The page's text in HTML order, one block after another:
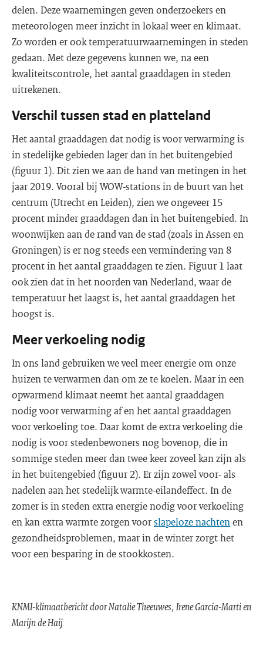
delen. Deze waarnemingen geven onderzoekers en
meteorologen meer inzicht in lokaal weer en klimaat.
Zo worden er ook temperatuurwaarnemingen in steden
gedaan. Met deze gegevens kunnen we, na een
kwaliteitscontrole, het aantal graaddagen in steden
uitrekenen.
Verschil tussen stad en platteland
Het aantal graaddagen dat nodig is voor verwarming is
in stedelijke gebieden lager dan in het buitengebied
(figuur 1). Dit zien we aan de hand van metingen in het
jaar 2019. Vooral bij WOW-stations in de buurt van het
centrum (Utrecht en Leiden), zien we ongeveer 15
procent minder graaddagen dan in het buitengebied. In
woonwijken aan de rand van de stad (zoals in Assen en
Groningen) is er nog steeds een vermindering van 8
procent in het aantal graaddagen te zien. Figuur 1 laat
ook zien dat in het noorden van Nederland, waar de
temperatuur het laagst is, het aantal graaddagen het
hoogst is.
Meer verkoeling nodig
In ons land gebruiken we veel meer energie om onze
huizen te verwarmen dan om ze te koelen. Maar in een
opwarmend klimaat neemt het aantal graaddagen
nodig voor verwarming af en het aantal graaddagen
voor verkoeling toe. Daar komt de extra verkoeling die
nodig is voor stedenbewoners nog bovenop, die in
sommige steden meer dan twee keer zoveel kan zijn als
in het buitengebied (figuur 2). Er zijn zowel voor- als
nadelen aan het stedelijk warmte-eilandeffect. In de
zomer is in steden extra energie nodig voor verkoeling
en kan extra warmte zorgen voorslapeloze nachten en
gezondheidsproblemen, maar in de winter zorgt het
voor een besparing in de stookkosten.
KNMI-klimaatbericht door Natalie Theeuwes, Irene Garcia-Marti en
Marijn de Haij